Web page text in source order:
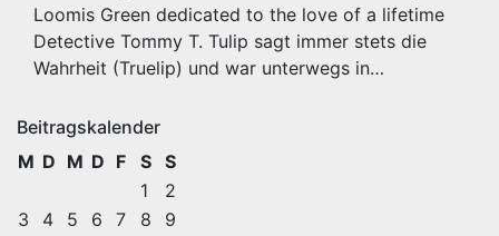
Loomis Green dedicated to the love of a lifetime
Detective Tommy T. Tulip sagt immer stets die
Wahrheit (Truelip) und war unterwegs in…
Beitragskalender
M D M D F S S
1
2
3
4 5 6 7 8
9